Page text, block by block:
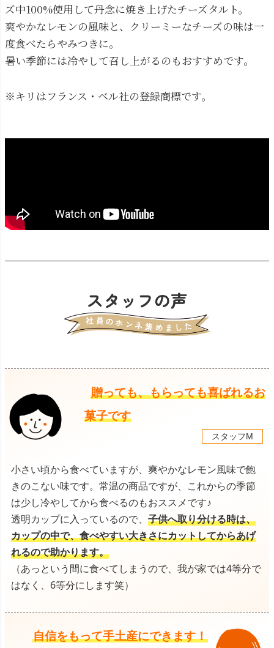
ズ中100%使用して丹念に焼き上げたチーズタルト。
爽やかなレモンの風味と、クリーミーなチーズの味は一
度食べたらやみつきに。
暑い季節には冷やして召し上がるのもおすすめです。
※キリはフランス・ベル社の登録商標です。
贈っても、もらっても喜ばれるお
菓子です
スタッフM
小さい頃から食べていますが、爽やかなレモン風味で飽
きのこない味です。常温の商品ですが、これからの季節
は少し冷やしてから食べるのもおススメです♪
透明カップに入っているので、 子供へ取り分ける時は、
カップの中で、食べやすい大きさにカットしてからあげ
れるので助かります。
（あっという間に食べてしまうので、我が家では4等分で
はなく、6等分にします笑）
自信をもって手土産にできます！